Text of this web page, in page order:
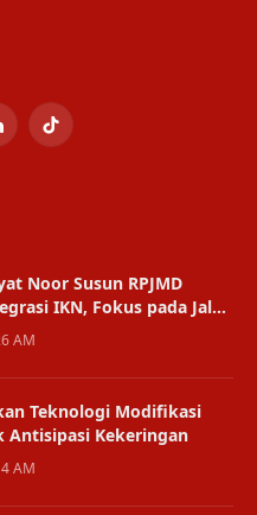
TikTok
Noor Susun RPJMD
IKN, Fokus pada Jalan
Satelit
AM
Teknologi Modifikasi
Antisipasi Kekeringan
AM